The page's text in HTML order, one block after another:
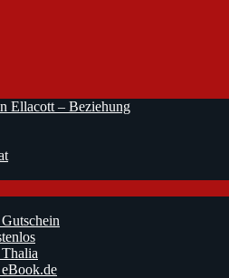
Ellacott – Beziehung